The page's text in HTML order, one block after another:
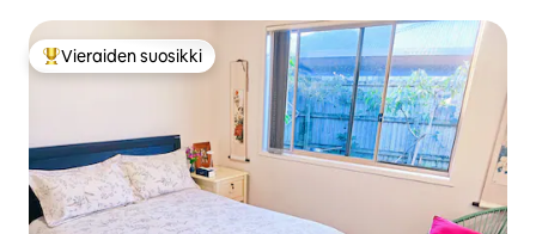
Vieraiden suosikkien parhaimmistoa
Vieraiden suosikki